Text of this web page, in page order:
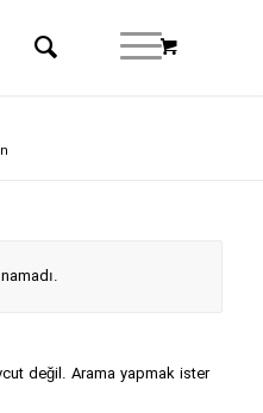
değil. Arama yapmak ister